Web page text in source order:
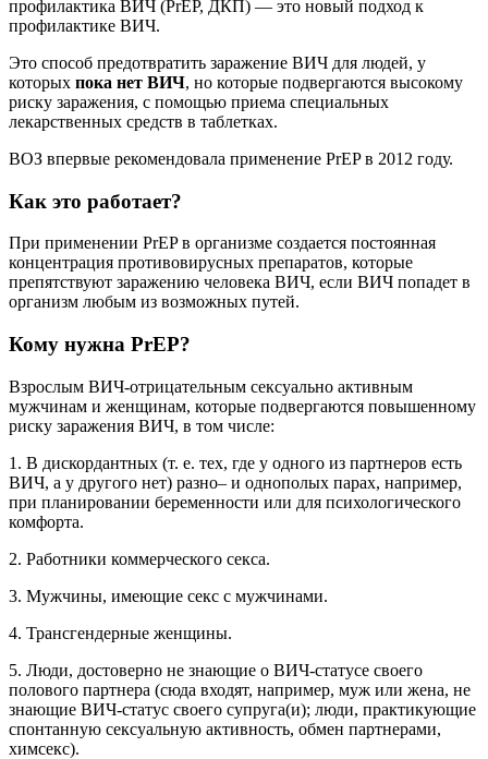
профилактика ВИЧ (PrEP, ДКП) — это новый подход к
профилактике ВИЧ.
Это способ предотвратить заражение ВИЧ для людей, у
которых пока нет ВИЧ, но которые подвергаются высокому
риску заражения, с помощью приема специальных
лекарственных средств в таблетках.
ВОЗ впервые рекомендовала применение PrEP в 2012 году.
Как это работает?
При применении PrEP в организме создается постоянная
концентрация противовирусных препаратов, которые
препятствуют заражению человека ВИЧ, если ВИЧ попадет в
организм любым из возможных путей.
Кому нужна PrEP?
Взрослым ВИЧ-отрицательным сексуально активным
мужчинам и женщинам, которые подвергаются повышенному
риску заражения ВИЧ, в том числе:
1. В дискордантных (т. е. тех, где у одного из партнеров есть
ВИЧ, а у другого нет) разно– и однополых парах, например,
при планировании беременности или для психологического
комфорта.
2. Работники коммерческого секса.
3. Мужчины, имеющие секс с мужчинами.
4. Трансгендерные женщины.
5. Люди, достоверно не знающие о ВИЧ-статусе своего
полового партнера (сюда входят, например, муж или жена, не
знающие ВИЧ-статус своего супруга(и); люди, практикующие
спонтанную сексуальную активность, обмен партнерами,
химсекс).